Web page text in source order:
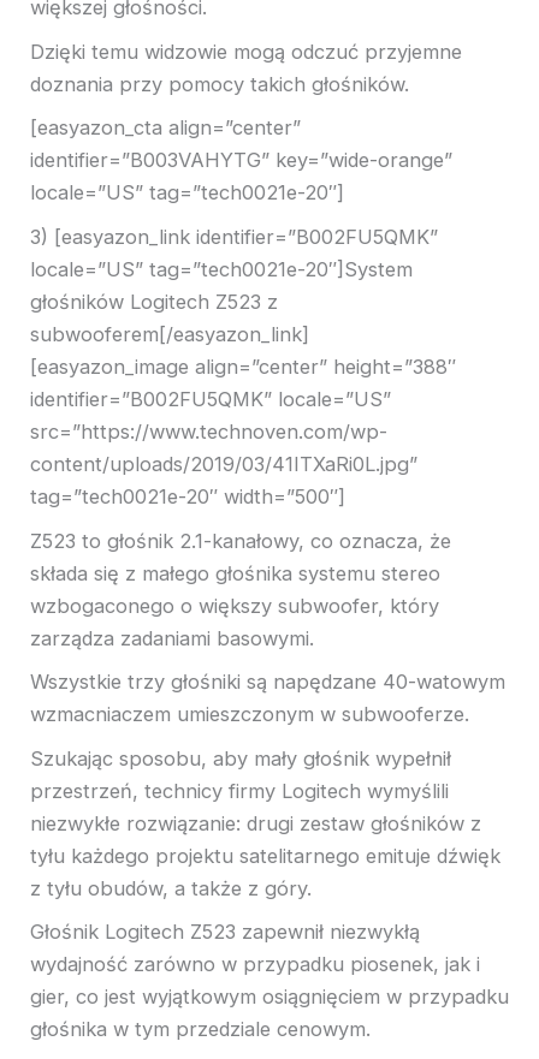
większej głośności.
Dzięki temu widzowie mogą odczuć przyjemne
doznania przy pomocy takich głośników.
[easyazon_cta align=”center”
identifier=”B003VAHYTG” key=”wide-orange”
locale=”US” tag=”tech0021e-20″]
3) [easyazon_link identifier=”B002FU5QMK”
locale=”US” tag=”tech0021e-20″]System
głośników Logitech Z523 z
subwooferem[/easyazon_link]
[easyazon_image align=”center” height=”388″
identifier=”B002FU5QMK” locale=”US”
src=”https://www.technoven.com/wp-
content/uploads/2019/03/41ITXaRi0L.jpg”
tag=”tech0021e-20″ width=”500″]
Z523 to głośnik 2.1-kanałowy, co oznacza, że ​​
składa się z małego głośnika systemu stereo
wzbogaconego o większy subwoofer, który
zarządza zadaniami basowymi.
Wszystkie trzy głośniki są napędzane 40-watowym
wzmacniaczem umieszczonym w subwooferze.
Szukając sposobu, aby mały głośnik wypełnił
przestrzeń, technicy firmy Logitech wymyślili
niezwykłe rozwiązanie: drugi zestaw głośników z
tyłu każdego projektu satelitarnego emituje dźwięk
z tyłu obudów, a także z góry.
Głośnik Logitech Z523 zapewnił niezwykłą
wydajność zarówno w przypadku piosenek, jak i
gier, co jest wyjątkowym osiągnięciem w przypadku
głośnika w tym przedziale cenowym.